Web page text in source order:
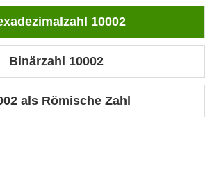
10002
Binärzahl 10002
als Römische Zahl